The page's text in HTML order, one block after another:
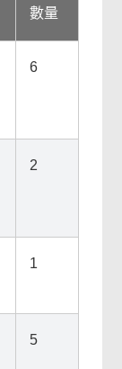
數量
6
2
1
5